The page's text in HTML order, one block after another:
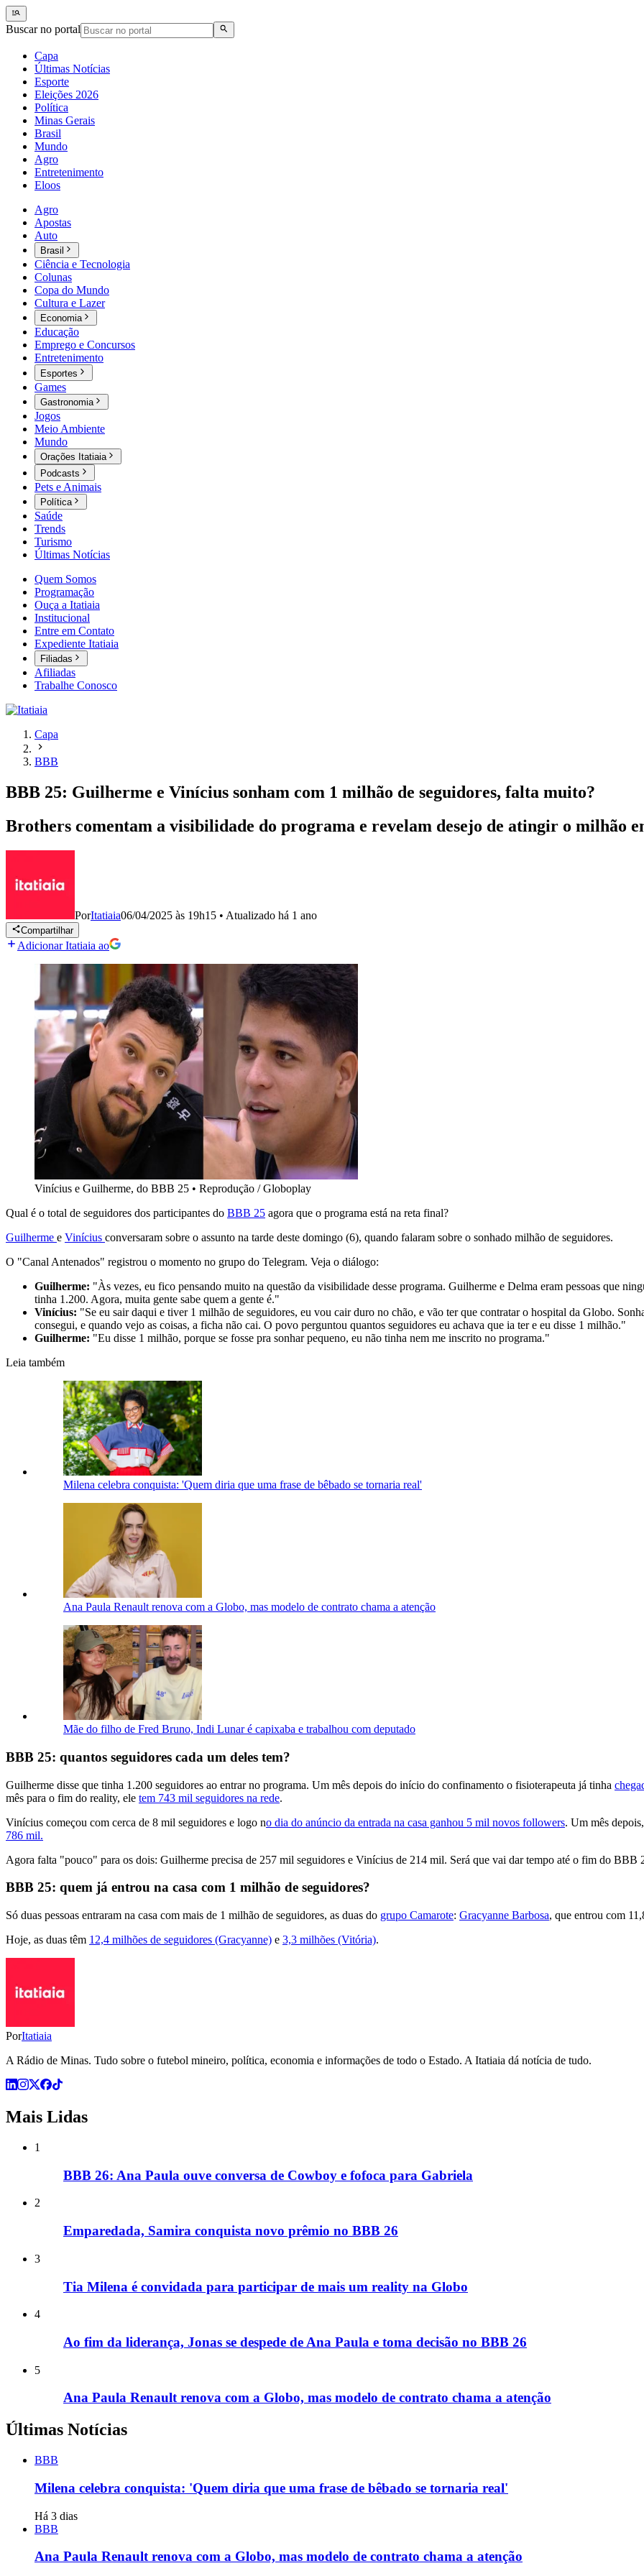
Buscar no portal
Capa
Últimas Notícias
Esporte
Eleições 2026
Política
Minas Gerais
Brasil
Mundo
Agro
Entretenimento
Eloos
Agro
Apostas
Auto
Brasil
Ciência e Tecnologia
Colunas
Copa do Mundo
Cultura e Lazer
Economia
Educação
Emprego e Concursos
Entretenimento
Esportes
Games
Gastronomia
Jogos
Meio Ambiente
Mundo
Orações Itatiaia
Podcasts
Pets e Animais
Política
Saúde
Trends
Turismo
Últimas Notícias
Quem Somos
Programação
Ouça a Itatiaia
Institucional
Entre em Contato
Expediente Itatiaia
Filiadas
Afiliadas
Trabalhe Conosco
Capa
BBB
BBB 25: Guilherme e Vinícius sonham com 1 milhão de seguidores, falta muito?
Brothers comentam a visibilidade do programa e revelam desejo de atingir o milhão
PorItatiaia06/04/2025 às 19h15 • Atualizado há 1 ano
Compartilhar
Adicionar Itatiaia ao
Vinícius e Guilherme, do BBB 25 • Reprodução / Globoplay
Qual é o total de seguidores dos participantes do BBB 25 agora que o programa está na reta final?
Guilherme e Vinícius conversaram sobre o assunto na tarde deste domingo (6), quando falaram sobre o sonhado milhão de seguidores.
O "Canal Antenados" registrou o momento no grupo do Telegram. Veja o diálogo:
Guilherme: "Às vezes, eu fico pensando muito na questão da visibilidade desse programa. Guilherme e Delma eram pessoas que
tinha 1.200. Agora, muita gente sabe quem a gente é."
Vinícius: "Se eu sair daqui e tiver 1 milhão de seguidores, eu vou cair duro no chão, e vão ter que contratar o hospital da Globo.
consegui, e quando vejo as coisas, a ficha não cai. O povo perguntou quantos seguidores eu achava que ia ter e eu disse 1 milhão."
Guilherme: "Eu disse 1 milhão, porque se fosse pra sonhar pequeno, eu não tinha nem me inscrito no programa."
Leia também
Milena celebra conquista: 'Quem diria que uma frase de bêbado se tornaria real'
Ana Paula Renault renova com a Globo, mas modelo de contrato chama a atenção
Mãe do filho de Fred Bruno, Indi Lunar é capixaba e trabalhou com deputado
BBB 25: quantos seguidores cada um deles tem?
Guilherme disse que tinha 1.200 seguidores ao entrar no programa. Um mês depois do início do confinamento o fisioterapeuta já tinha
mês para o fim do reality, ele tem 743 mil seguidores na rede.
Vinícius começou com cerca de 8 mil seguidores e logo no dia do anúncio da entrada na casa ganhou 5 mil novos followers. Um mês
786 mil.
Agora falta "pouco" para os dois: Guilherme precisa de 257 mil seguidores e Vinícius de 214 mil. Será que vai dar tempo até o fim do BBB
BBB 25: quem já entrou na casa com 1 milhão de seguidores?
Só duas pessoas entraram na casa com mais de 1 milhão de seguidores, as duas do grupo Camarote: Gracyanne Barbosa, que entrou com
Hoje, as duas têm 12,4 milhões de seguidores (Gracyanne) e 3,3 milhões (Vitória).
PorItatiaia
A Rádio de Minas. Tudo sobre o futebol mineiro, política, economia e informações de todo o Estado. A Itatiaia dá notícia de tudo.
Mais Lidas
1
BBB 26: Ana Paula ouve conversa de Cowboy e fofoca para Gabriela
2
Emparedada, Samira conquista novo prêmio no BBB 26
3
Tia Milena é convidada para participar de mais um reality na Globo
4
Ao fim da liderança, Jonas se despede de Ana Paula e toma decisão no BBB 26
5
Ana Paula Renault renova com a Globo, mas modelo de contrato chama a atenção
Últimas Notícias
BBB
Milena celebra conquista: 'Quem diria que uma frase de bêbado se tornaria real'
Há 3 dias
BBB
Ana Paula Renault renova com a Globo, mas modelo de contrato chama a atenção